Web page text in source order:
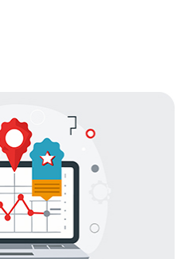
。VPS（虚拟专用服务器）